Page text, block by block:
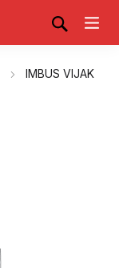
IMBUS VIJAK